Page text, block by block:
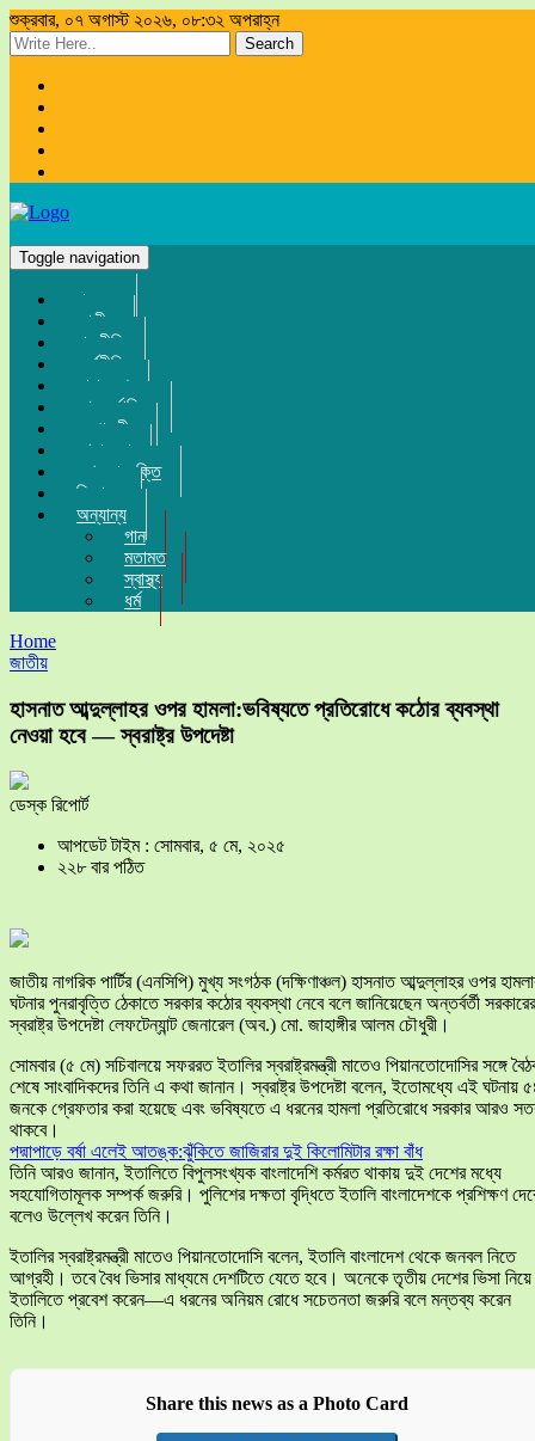
শুক্রবার, ০৭ অগাস্ট ২০২৬, ০৮:৩২ অপরাহ্ন
Search
Toggle navigation
প্রচ্ছদ
জাতীয়
রাজনীতি
অর্থনীতি
সারা দেশ
আন্তর্জাতিক
সম্পাদকীয়
খেলা-ধুলা
তথ্য-প্রযুক্তি
বিনোদন
অন্যান্য
গান
মতামত
স্বাস্থ্য
ধর্ম
Home
জাতীয়
হাসনাত আব্দুল্লাহর ওপর হামলা:ভবিষ্যতে প্রতিরোধে কঠোর ব্যবস্থা
নেওয়া হবে — স্বরাষ্ট্র উপদেষ্টা
ডেস্ক রিপোর্ট
আপডেট টাইম : সোমবার, ৫ মে, ২০২৫
২২৮ বার পঠিত
জাতীয় নাগরিক পার্টির (এনসিপি) মুখ্য সংগঠক (দক্ষিণাঞ্চল) হাসনাত আব্দুল্লাহর ওপর
ঘটনার পুনরাবৃত্তি ঠেকাতে সরকার কঠোর ব্যবস্থা নেবে বলে জানিয়েছেন অন্তর্বর্তী সরকারের
স্বরাষ্ট্র উপদেষ্টা লেফটেন্যান্ট জেনারেল (অব.) মো. জাহাঙ্গীর আলম চৌধুরী।
সোমবার (৫ মে) সচিবালয়ে সফররত ইতালির স্বরাষ্ট্রমন্ত্রী মাতেও পিয়ানতোদোসির সঙ্গে
শেষে সাংবাদিকদের তিনি এ কথা জানান। স্বরাষ্ট্র উপদেষ্টা বলেন, ইতোমধ্যে এই ঘটনায়
জনকে গ্রেফতার করা হয়েছে এবং ভবিষ্যতে এ ধরনের হামলা প্রতিরোধে সরকার আরও
থাকবে।
পদ্মাপাড়ে বর্ষা এলেই আতঙ্ক:ঝুঁকিতে জাজিরার দুই কিলোমিটার রক্ষা বাঁধ
তিনি আরও জানান, ইতালিতে বিপুলসংখ্যক বাংলাদেশি কর্মরত থাকায় দুই দেশের মধ্যে
সহযোগিতামূলক সম্পর্ক জরুরি। পুলিশের দক্ষতা বৃদ্ধিতে ইতালি বাংলাদেশকে প্রশিক্ষণ
বলেও উল্লেখ করেন তিনি।
ইতালির স্বরাষ্ট্রমন্ত্রী মাতেও পিয়ানতোদোসি বলেন, ইতালি বাংলাদেশ থেকে জনবল নিতে
আগ্রহী। তবে বৈধ ভিসার মাধ্যমে দেশটিতে যেতে হবে। অনেকে তৃতীয় দেশের ভিসা নিয়ে
ইতালিতে প্রবেশ করেন—এ ধরনের অনিয়ম রোধে সচেতনতা জরুরি বলে মন্তব্য করেন
তিনি।
Share this news as a Photo Card